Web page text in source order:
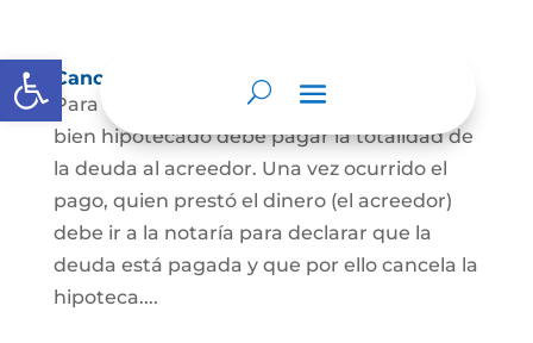
Abrir barra de herramientas
Cancelación de Hipoteca
Para cancelar una hipoteca, el dueño del
bien hipotecado debe pagar la totalidad de
la deuda al acreedor. Una vez ocurrido el
pago, quien prestó el dinero (el acreedor)
debe ir a la notaría para declarar que la
deuda está pagada y que por ello cancela la
hipoteca....